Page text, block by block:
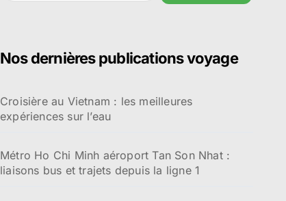
r
e
r
Nos dernières publications voyage
Croisière au Vietnam : les meilleures
expériences sur l’eau
Métro Ho Chi Minh aéroport Tan Son Nhat :
liaisons bus et trajets depuis la ligne 1